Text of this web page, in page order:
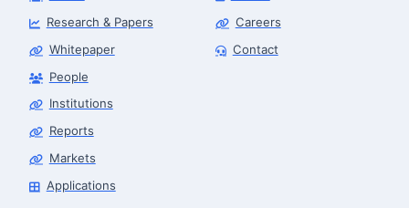
Research & Papers
Whitepaper
People
Institutions
Reports
Markets
Applications
Careers
Contact
Robotics Advisor